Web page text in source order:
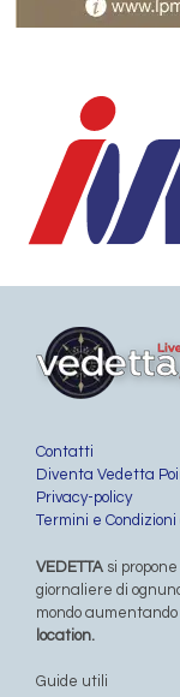
Contatti
Diventa Vedetta
Privacy-policy
Termini e Condizioni
VEDETTA si
giornaliere di
mondo aumentando l
location.
Guide utili